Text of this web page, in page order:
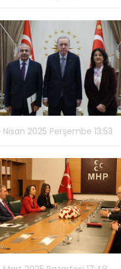
Nisan 2025 Perşembe 13:53